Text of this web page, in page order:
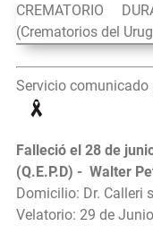
CREMATORIO
(Crematorios del
Servicio comunicado
Falleció el 28 de
(Q.E.P.D) - Walter
Domicilio: Dr. Calleri
Velatorio: 29 de